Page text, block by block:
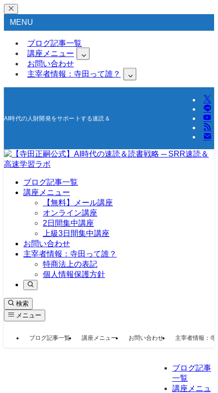
MENU
ブログ記事一覧
講座メニュー
お問い合わせ
主宰者情報：寺田って誰？
AI時代の人財開発をサポートする速読＆高速学習の研究所
ブログ記事一覧
講座メニュー
【無料】メール講座
オンライン講座
2日間集中講座
上級3日間集中講座
お問い合わせ
主宰者情報：寺田って誰？
特商法上の表記
個人情報保護方針
検索
メニュー
ブログ記事一覧 講座メニュー お問い合わせ 主宰者情報：寺
ブログ記事
一覧
講座メニュ